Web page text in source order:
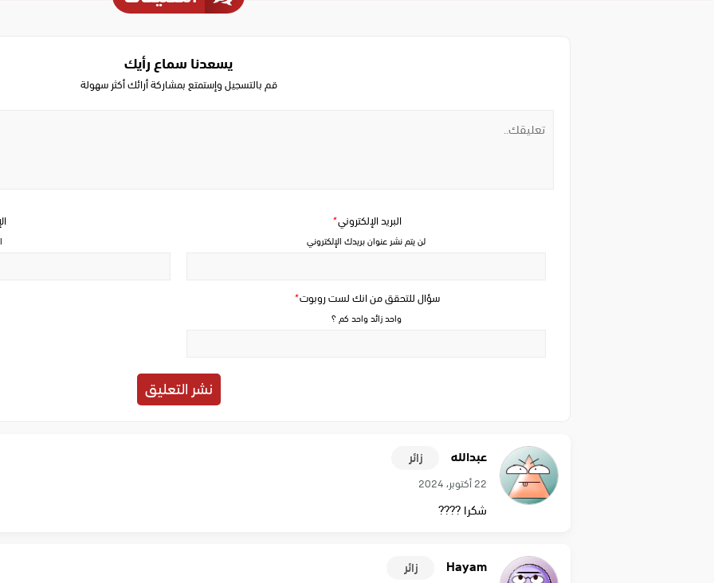
يسعدنا سماع رأيك
قم بالتسجيل وإستمتع بمشاركة أرائك أكثر سهولة
سؤال للتحقق من انك لست روبوت*
واحد زائد واحد كم ؟
البريد الإلكتروني*
لن يتم نشر عنوان بريدك الإلكتروني
عبدالله زائر
22 أكتوبر، 2024
شكرا ????
Hayam زائر